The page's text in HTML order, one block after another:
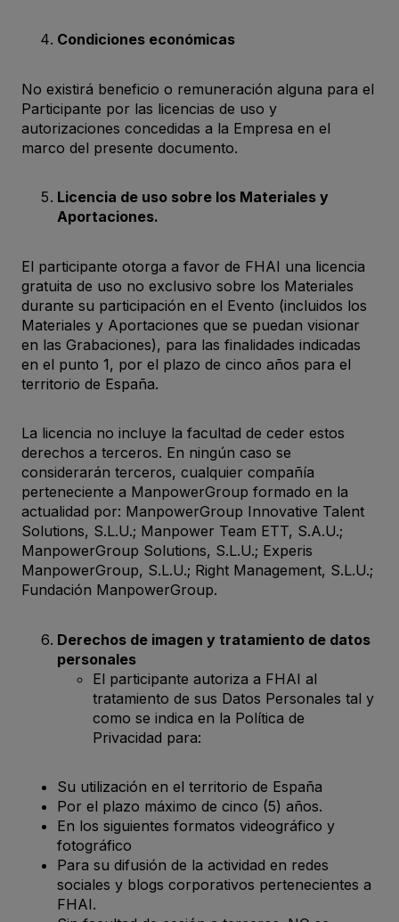
Condiciones económicas
No existirá beneficio o remuneración alguna para el
Participante por las licencias de uso y
autorizaciones concedidas a la Empresa en el
marco del presente documento.
Licencia de uso sobre los Materiales y
Aportaciones.
El participante otorga a favor de FHAI una licencia
gratuita de uso no exclusivo sobre los Materiales
durante su participación en el Evento (incluidos los
Materiales y Aportaciones que se puedan visionar
en las Grabaciones), para las finalidades indicadas
en el punto 1, por el plazo de cinco años para el
territorio de España.
La licencia no incluye la facultad de ceder estos
derechos a terceros. En ningún caso se
considerarán terceros, cualquier compañía
perteneciente a ManpowerGroup formado en la
actualidad por: ManpowerGroup Innovative Talent
Solutions, S.L.U.; Manpower Team ETT, S.A.U.;
ManpowerGroup Solutions, S.L.U.; Experis
ManpowerGroup, S.L.U.; Right Management, S.L.U.;
Fundación ManpowerGroup.
Derechos de imagen y tratamiento de datos
personales
El participante autoriza a FHAI al
tratamiento de sus Datos Personales tal y
como se indica en la Política de
Privacidad para:
Su utilización en el territorio de España
Por el plazo máximo de cinco (5) años.
En los siguientes formatos videográfico y
fotográfico
Para su difusión de la actividad en redes
sociales y blogs corporativos pertenecientes a
FHAI.